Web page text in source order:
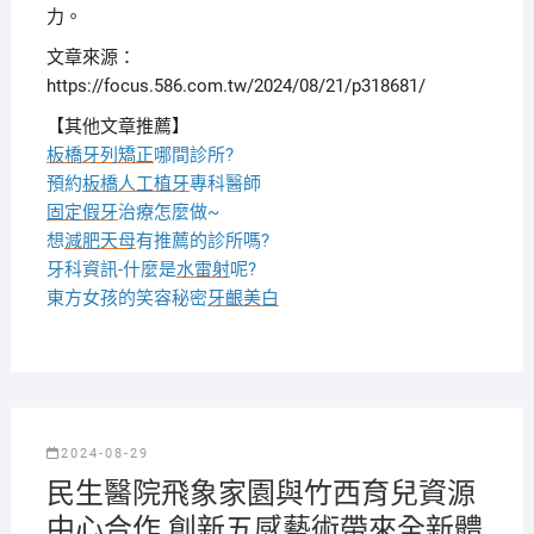
力。
文章來源：
https://focus.586.com.tw/2024/08/21/p318681/
【其他文章推薦】
板橋牙列矯正哪間診所?
預約板橋人工植牙專科醫師
固定假牙治療怎麼做~
想減肥天母有推薦的診所嗎?
牙科資訊-什麼是水雷射呢?
東方女孩的笑容秘密牙齦美白
2024-08-29
民生醫院飛象家園與竹西育兒資源